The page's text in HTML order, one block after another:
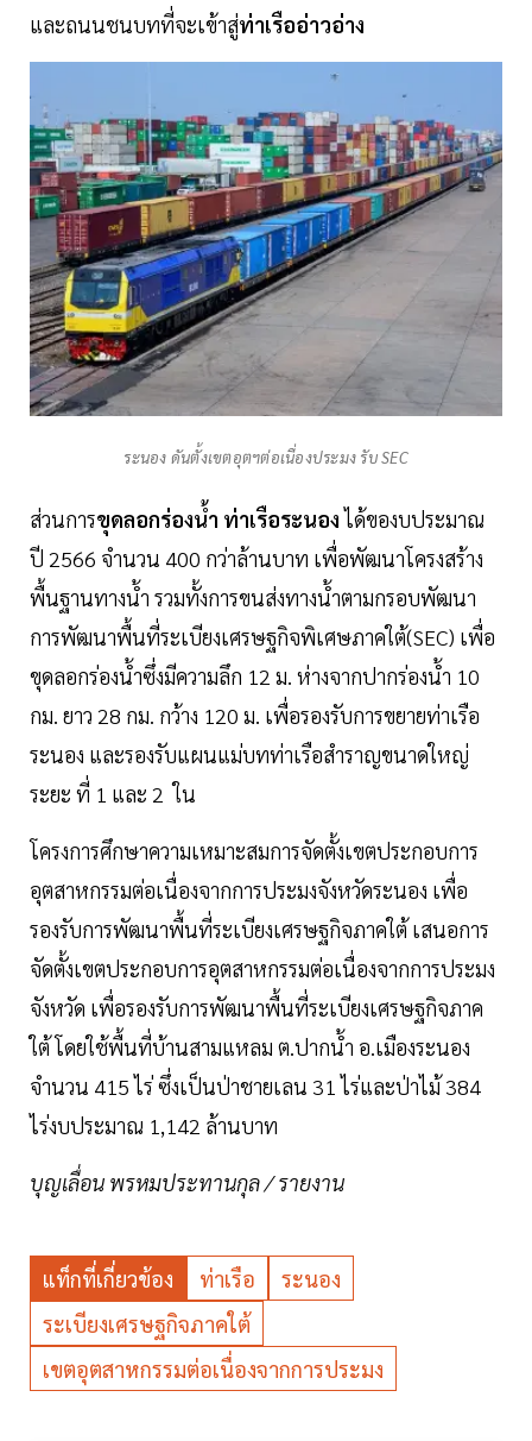
และถนนชนบทที่จะเข้าสู่ท่าเรืออ่าวอ่าง
ระนอง ดันตั้งเขตอุตฯต่อเนื่องประมง รับ SEC
ส่วนการขุดลอกร่องน้ำ ท่าเรือระนองได้ของบประมาณ
ปี 2566 จำนวน 400 กว่าล้านบาท เพื่อพัฒนาโครงสร้าง
พื้นฐานทางน้ำ รวมทั้งการขนส่งทางน้ำตามกรอบพัฒนา
การพัฒนาพื้นที่ระเบียงเศรษฐกิจพิเศษภาคใต้(SEC) เพื่อ
ขุดลอกร่องน้ำซึ่งมีความลึก 12 ม. ห่างจากปากร่องน้ำ 10
กม. ยาว 28 กม. กว้าง 120 ม. เพื่อรองรับการขยายท่าเรือ
ระนอง และรองรับแผนแม่บทท่าเรือสำราญขนาดใหญ่
ระยะ ที่ 1 และ 2 ใน
โครงการศึกษาความเหมาะสมการจัดตั้งเขตประกอบการ
อุตสาหกรรมต่อเนื่องจากการประมงจังหวัดระนอง เพื่อ
รองรับการพัฒนาพื้นที่ระเบียงเศรษฐกิจภาคใต้ เสนอการ
จัดตั้งเขตประกอบการอุตสาหกรรมต่อเนื่องจากการประมง
จังหวัด เพื่อรองรับการพัฒนาพื้นที่ระเบียงเศรษฐกิจภาค
ใต้ โดยใช้พื้นที่บ้านสามแหลม ต.ปากน้ำ อ.เมืองระนอง
จำนวน 415 ไร่ ซึ่งเป็นป่าชายเลน 31 ไร่และป่าไม้ 384
ไร่งบประมาณ 1,142 ล้านบาท
บุญเลื่อน พรหมประทานกุล / รายงาน
แท็กที่เกี่ยวข้อง ท่าเรือ
ระนอง
ระเบียงเศรษฐกิจภาคใต้
เขตอุตสาหกรรมต่อเนื่องจากการประมง